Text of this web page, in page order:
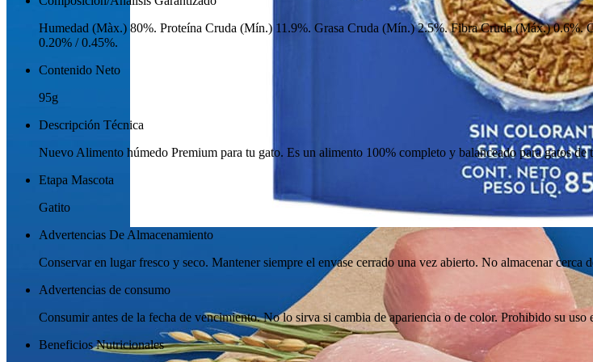
Humedad (Màx.) 80%. Proteína Cruda (Mín.) 11.9%. Grasa Cruda (Mín.) 2.5%. Fibra Cruda (Máx.)
0.20% / 0.45%.
Contenido Neto
95g
Descripción Técnica
Nuevo Alimento húmedo Premium para tu gato. Es un alimento 100% completo y balanceado para gatos de
Etapa Mascota
Gatito
Advertencias De Almacenamiento
Conservar en lugar fresco y seco. Mantener siempre el envase cerrado una vez abierto. No almacenar cerca
Advertencias de consumo
Consumir antes de la fecha de vencimiento. No lo sirva si cambia de apariencia o de color. Prohibido su
Beneficios Nutricionales